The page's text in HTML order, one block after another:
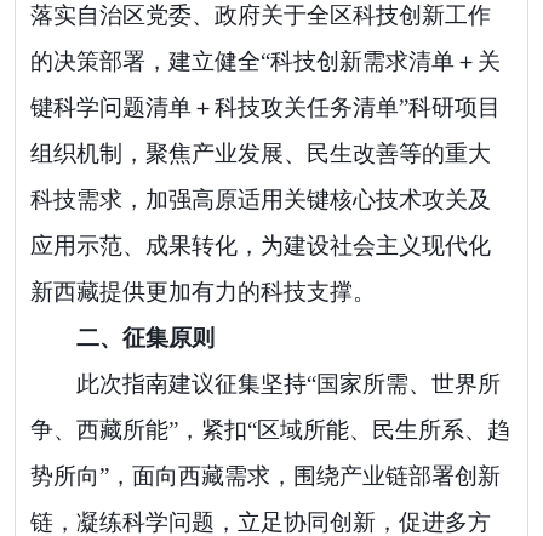
落实自治区党委、政府关于全区科技创新工作
的决策部署，建立健全“科技创新需求清单＋ 关
键科学问题清单＋科技攻关任务清单”科研项目
组织机制，聚焦产业发展、民生改善等的重大
科技需求，加强高原适用关键核心技术攻关及
应用示范、成果转化，为建设社会主义现代化
新西藏提供更加有力的科技支撑。
二、征集原则
此次指南建议征集坚持“国家所需、世界所
争、西藏所能”，紧扣“区域所能、民生所系、趋
势所向”，面向西藏需求， 围绕产业链部署创新
链， 凝练科学问题，立足协同创新，促进多方